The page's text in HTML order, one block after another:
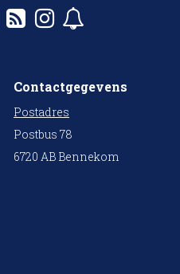
Contactgegevens
Postadres
Postbus 78
6720 AB Bennekom